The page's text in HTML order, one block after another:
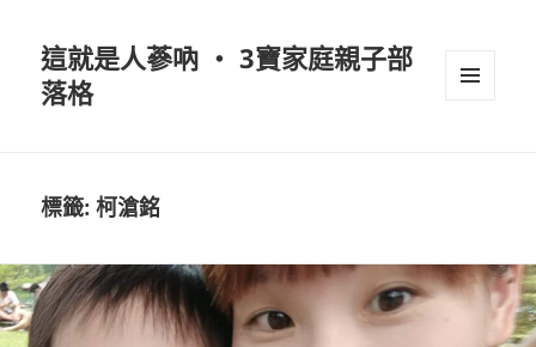
這就是人蔘吶 ‧ 3寶家庭親子部
落格
標籤:柯滄銘